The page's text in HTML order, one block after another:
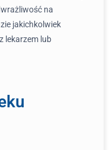
na
jakichkolwiek
lekarzem lub